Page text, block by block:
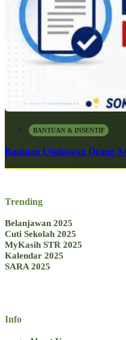
BANTUAN & INSENTIF
Bantuan Usahawan Orang
Trending
Belanjawan 2025
Cuti Sekolah 2025
MyKasih STR 2025
Kalendar 2025
SARA 2025
Info